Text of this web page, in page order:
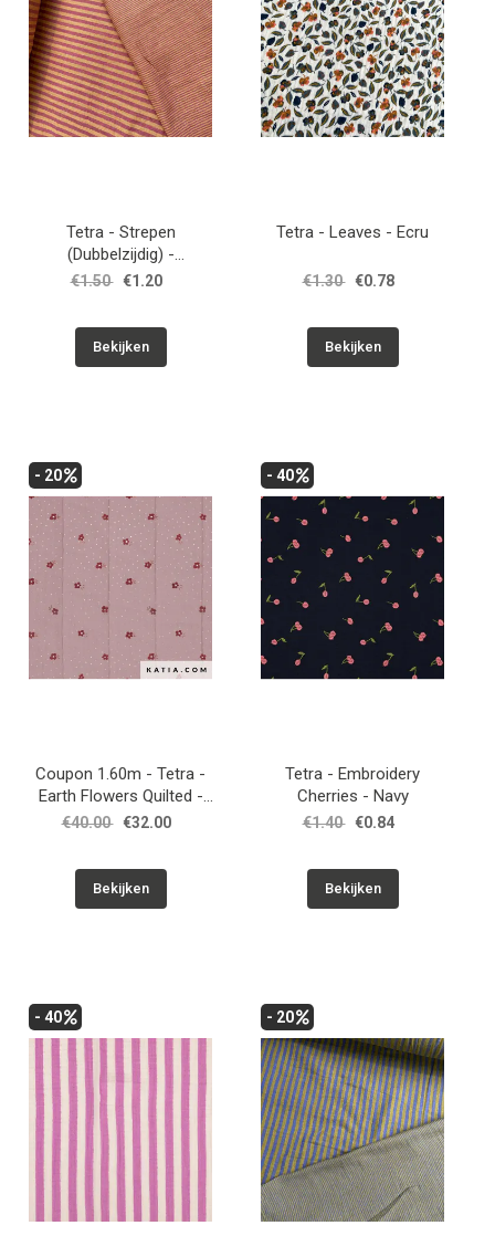
Tetra - Strepen
(Dubbelzijdig) -
Cassonade-Dahlia
€1.50 €1.20
Bekijken
Tetra - Leaves - Ecru
€1.30 €0.78
Bekijken
- 20
Coupon 1.60m - Tetra -
Earth Flowers Quilted -
Oudroze
€40.00 €32.00
Bekijken
- 40
Tetra - Embroidery
Cherries - Navy
€1.40 €0.84
Bekijken
- 40 - 20